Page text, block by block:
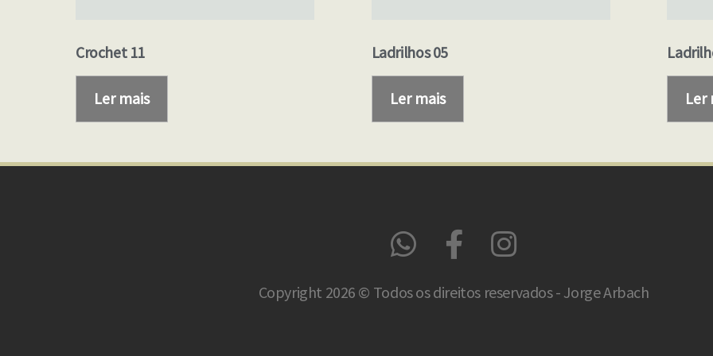
Crochet 11
Ler mais
Ladrilhos 05
Ler mais Ler
Copyright 2026 © Todos os direitos reservados - Jorge Arbach